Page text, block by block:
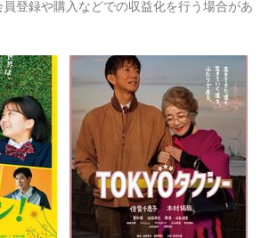
登録や購入などでの収益化を行う場合があ